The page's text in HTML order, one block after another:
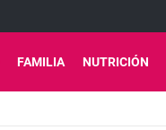
FAMILIA NUTRICIÓN